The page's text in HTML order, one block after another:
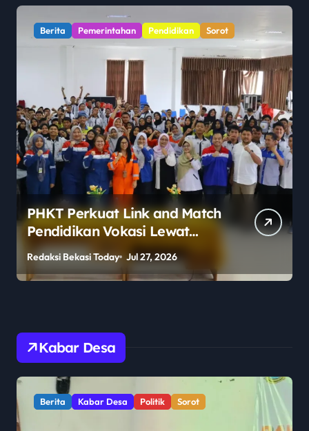
Berita Pemerintahan Pendidikan Sorot
PHKT Perkuat Link and Match
Pendidikan Vokasi Lewat
Program Guru Tamu di SMKN
2 Penajam Paser Utara
Redaksi Bekasi Today Jul 27, 2026
Kabar Desa
Berita Kabar Desa Politik Sorot